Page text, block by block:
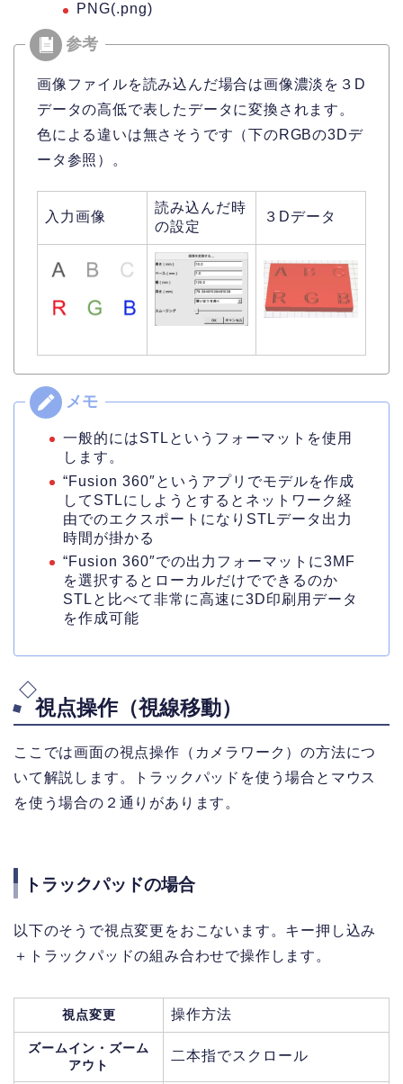
PNG(.png)
画像ファイルを読み込んだ場合は画像濃淡を３D
データの高低で表したデータに変換されます。
色による違いは無さそうです（下のRGBの3Dデ
ータ参照）。
入力画像
読み込んだ時
の設定
３Dデータ
一般的にはSTLというフォーマットを使用
します。
“Fusion 360″というアプリでモデルを作成
してSTLにしようとするとネットワーク経
由でのエクスポートになりSTLデータ出力
時間が掛かる
“Fusion 360″での出力フォーマットに3MF
を選択するとローカルだけでできるのか
STLと比べて非常に高速に3D印刷用データ
を作成可能
視点操作（視線移動）
ここでは画面の視点操作（カメラワーク）の方法につ
いて解説します。トラックパッドを使う場合とマウス
を使う場合の２通りがあります。
トラックパッドの場合
以下のそうで視点変更をおこないます。キー押し込み
＋トラックパッドの組み合わせで操作します。
視点変更 操作方法
ズームイン・ズーム
アウト
二本指でスクロール